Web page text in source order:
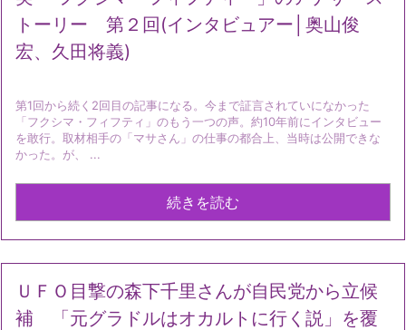
トーリー 第２回(インタビュアー│奥山俊
宏、久田将義)
第1回から続く2回目の記事になる。今まで証言されていになかった
「フクシマ・フィフティ」のもう一つの声。約10年前にインタビュー
を敢行。取材相手の「マサさん」の仕事の都合上、当時は公開できな
かった。が、 ...
続きを読む
ＵＦＯ目撃の森下千里さんが自民党から立候
補 「元グラドルはオカルトに行く説」を覆